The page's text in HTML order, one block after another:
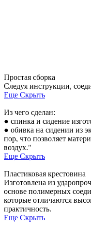
Простая сборка
Следуя инструкции,
Еще Скрыть
Из чего сделан:
● спинка и сидение
● обивка на сидении из
пор, что позволяет
воздух."
Еще Скрыть
Пластиковая крестовина
Изготовлена из
основе полимерных
которые отличаются
практичность.
Еще Скрыть